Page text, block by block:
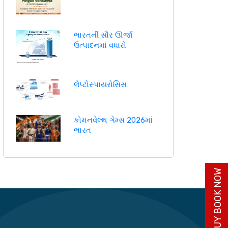
ભારતની સૌર ઊર્જા
ઉત્પાદનમાં વધારો
લેપ્ટોસ્પાયરોસિસ
કોમનવેલ્થ ગેમ્સ 2026માં
ભારત
BUY BOOK NOW